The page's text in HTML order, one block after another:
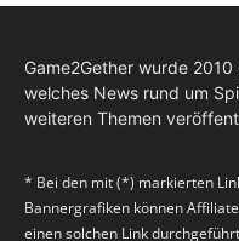
Game2Gether wurde
welches News rund um
weiteren Themen
* Bei den mit (*) markierten
Bannergrafiken können
einen solchen Link